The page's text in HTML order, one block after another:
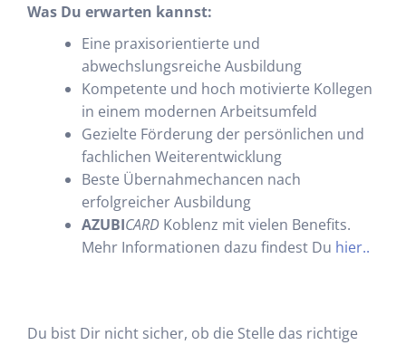
Was Du erwarten kannst:
Eine praxisorientierte und
abwechslungsreiche Ausbildung
Kompetente und hoch motivierte Kollegen
in einem modernen Arbeitsumfeld
Gezielte Förderung der persönlichen und
fachlichen Weiterentwicklung
Beste Übernahmechancen nach
erfolgreicher Ausbildung
AZUBICARD Koblenz mit vielen Benefits.
Mehr Informationen dazu findest Du hier..
Du bist Dir nicht sicher, ob die Stelle das richtige